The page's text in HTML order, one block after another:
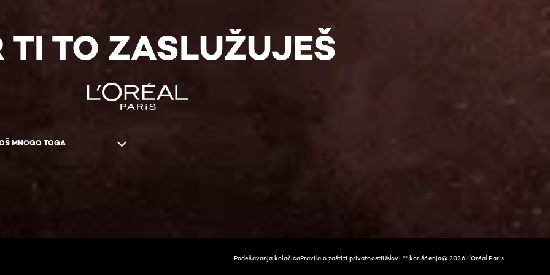
TI TO ZASLUŽUJEŠ
MNOGO TOGA
Podešavanja kolačića​Pravila o zaštiti privatnostiUslovi ** korišćenja@ 2026 L'Oréal Paris